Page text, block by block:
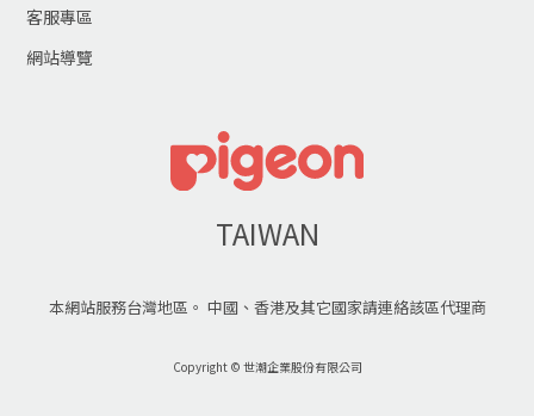
客服專區
網站導覽
TAIWAN
本網站服務台灣地區。 中國、香港及其它國家請連絡該區代理商
Copyright © 世潮企業股份有限公司